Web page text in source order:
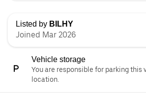
Listed by BILHY
Joined Mar 2026
Vehicle storage
You are responsible for parking this
location.